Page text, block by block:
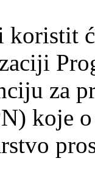
koristit
za
koje